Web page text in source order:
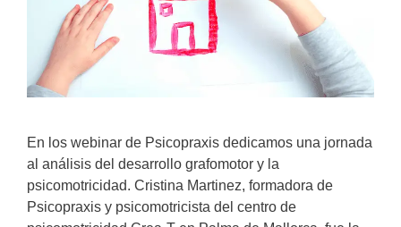
En los webinar de Psicopraxis dedicamos una jornada
al análisis del desarrollo grafomotor y la
psicomotricidad. Cristina Martinez, formadora de
Psicopraxis y psicomotricista del centro de